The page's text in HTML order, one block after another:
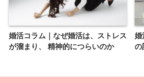
婚活コラム｜なぜ婚活は、ストレス
が溜まり、 精神的につらいのか
婚
の